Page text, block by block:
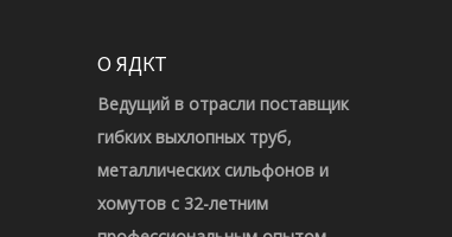
О ЯДКТ
Ведущий в отрасли поставщик
гибких выхлопных труб,
металлических сильфонов и
хомутов с 32-летним